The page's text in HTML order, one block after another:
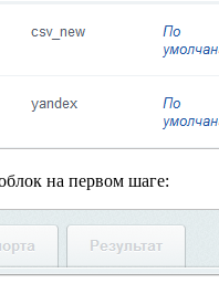
на первом шаге: